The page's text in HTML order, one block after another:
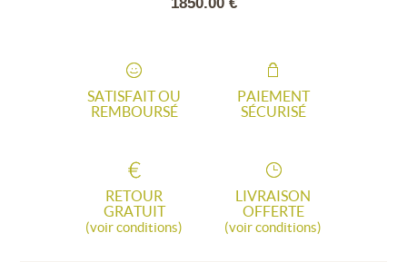
SATISFAIT OU
REMBOURSÉ
PAIEMENT
SÉCURISÉ
RETOUR
GRATUIT
(voir conditions)
LIVRAISON
OFFERTE
(voir conditions)